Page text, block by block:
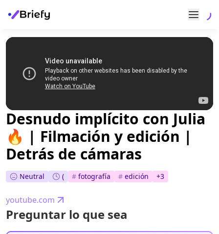
Desnudo implícito con Julia
🔥 | Filmación y edición |
Detrás de cámaras
Neutral ( # fotografía # edición +3
youtube.com
Preguntar lo que sea